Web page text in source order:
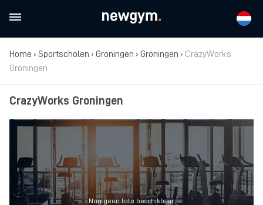
Home › Sportscholen › Groningen › Groningen › CrazyWorks
Groningen
CrazyWorks Groningen
Nog geen foto beschikbaar.